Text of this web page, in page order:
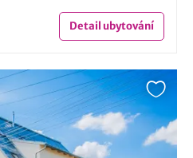
Detailubytování